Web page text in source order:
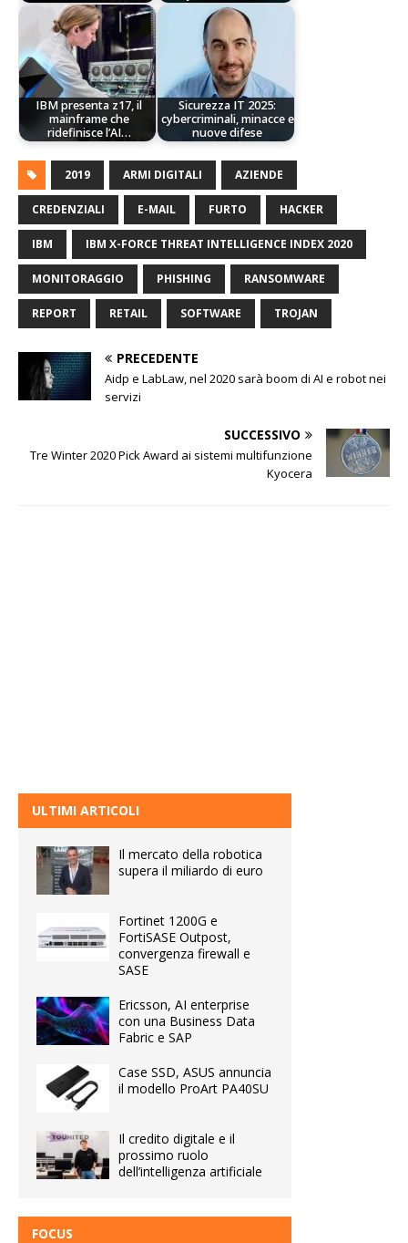
IBM presenta z17, il
mainframe che
ridefinisce l’AI…
Sicurezza IT 2025:
cybercriminali, minacce e
nuove difese
2019 ARMI DIGITALI AZIENDE
CREDENZIALI E-MAIL FURTO HACKER
IBM IBM X-FORCE THREAT INTELLIGENCE INDEX 2020
MONITORAGGIO PHISHING RANSOMWARE
REPORT RETAIL SOFTWARE TROJAN
PRECEDENTE
Aidp e LabLaw, nel 2020 sarà boom di AI e robot nei
servizi
SUCCESSIVO
Tre Winter 2020 Pick Award ai sistemi multifunzione
Kyocera
ULTIMI ARTICOLI
Il mercato della robotica
supera il miliardo di euro
Fortinet 1200G e
FortiSASE Outpost,
convergenza firewall e
SASE
Ericsson, AI enterprise
con una Business Data
Fabric e SAP
Case SSD, ASUS annuncia
il modello ProArt PA40SU
Il credito digitale e il
prossimo ruolo
dell’intelligenza artificiale
FOCUS